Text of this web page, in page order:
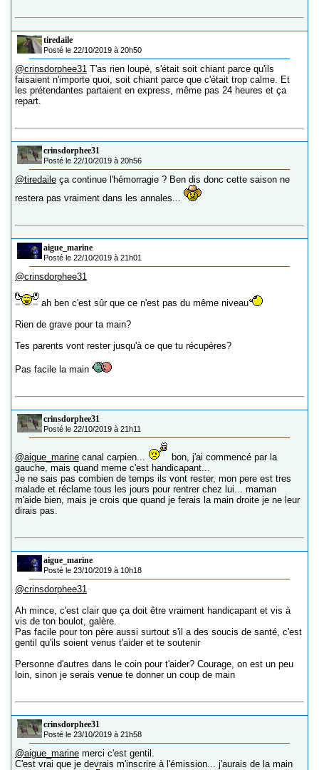
tiredaile
Posté le 22/10/2019 à 20h50
@crinsdorphee31 T'as rien loupé, s'était soit chiant parce qu'ils
faisaient n'importe quoi, soit chiant parce que c'était trop calme. Et
les prétendantes partaient en express, même pas 24 heures et ça
repart.
crinsdorphee31
Posté le 22/10/2019 à 20h56
@tiredaile ça continue l'hémorragie ? Ben dis donc cette saison ne
restera pas vraiment dans les annales...
aigue_marine
Posté le 22/10/2019 à 21h01
@crinsdorphee31
ah ben c'est sûr que ce n'est pas du même niveau
Rien de grave pour ta main?
Tes parents vont rester jusqu'à ce que tu récupères?
Pas facile la main
crinsdorphee31
Posté le 22/10/2019 à 21h11
@aigue_marine canal carpien...
bon, j'ai commencé par la
gauche, mais quand meme c'est handicapant...
Je ne sais pas combien de temps ils vont rester, mon pere est tres
malade et réclame tous les jours pour rentrer chez lui... maman
m'aide bien, mais je crois que quand je ferais la main droite je ne leur
dirais pas.
aigue_marine
Posté le 23/10/2019 à 10h18
@crinsdorphee31
Ah mince, c'est clair que ça doit être vraiment handicapant et vis à
vis de ton boulot, galère.
Pas facile pour ton père aussi surtout s'il a des soucis de santé, c'est
gentil qu'ils soient venus t'aider et te soutenir
Personne d'autres dans le coin pour t'aider? Courage, on est un peu
loin, sinon je serais venue te donner un coup de main
crinsdorphee31
Posté le 23/10/2019 à 21h58
@aigue_marine merci c'est gentil.
C'est vrai que je devrais m'inscrire à l'émission... j'aurais de la main